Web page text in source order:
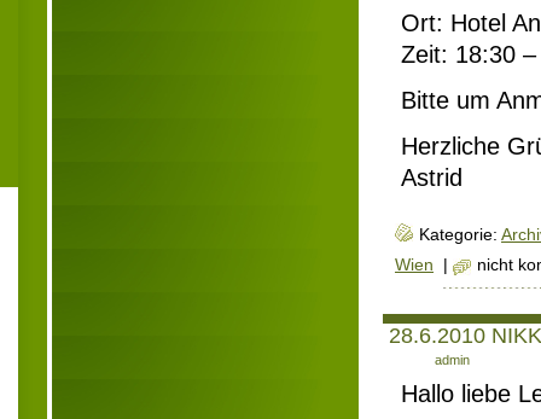
Ort: Hotel
Zeit: 18:30
Bitte um
Herzliche
Astrid
Kategorie:
Wien
nicht
28.6.2010
admin
Hallo liebe